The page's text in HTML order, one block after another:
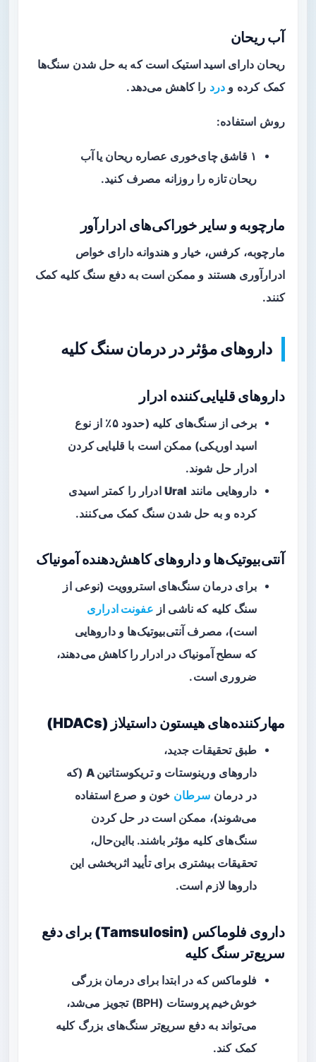
آب ریحان
ریحان دارای اسید استیک است که به حل شدن سنگ‌ها
کمک کرده و درد را کاهش می‌دهد.
روش استفاده:
۱ قاشق چای‌خوری عصاره ریحان یا آب
ریحان تازه را روزانه مصرف کنید.
مارچوبه و سایر خوراکی‌های ادرارآور
مارچوبه، کرفس، خیار و هندوانه دارای خواص
ادرارآوری هستند و ممکن است به دفع سنگ کلیه کمک
کنند.
داروهای مؤثر در درمان سنگ کلیه
داروهای قلیایی‌کننده ادرار
برخی از سنگ‌های کلیه (حدود۵٪
از نوع
اسید اوریکی) ممکن است با قلیایی کردن
ادرار حل شوند.
داروهایی مانند Ural ادرار را کمتر اسیدی
کرده و به حل شدن سنگ کمک می‌کنند.
آنتی‌بیوتیک‌ها و داروهای کاهش‌دهنده آمونیاک
برای درمان سنگ‌های استروویت (نوعی از
سنگ کلیه که ناشی از عفونت ادراری
است)، مصرف آنتی‌بیوتیک‌ها و داروهایی
که سطح آمونیاک در ادرار را کاهش می‌دهند،
ضروری است.
مهارکننده‌های هیستون داستیلاز (HDACs)
طبق تحقیقات جدید،
داروهای ورینوستات وتریکوستاتین A
(که
در درمان سرطان خون و صرع استفاده
می‌شوند)، ممکن است در حل کردن
سنگ‌های کلیه مؤثر باشند. بااین‌حال،
تحقیقات بیشتری برای تأیید اثربخشی این
داروها لازم است.
داروی فلوماکس (Tamsulosin) برای دفع
سریع‌تر سنگ کلیه
فلوماکس که در ابتدا برای درمان بزرگی
خوش‌خیم پروستات
(BPH) تجویز می‌شد،
می‌تواند به دفع سریع‌تر سنگ‌های بزرگ کلیه
کمک کند.